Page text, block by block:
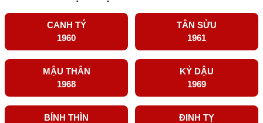
CANH TÝ
1960
TÂN SỬU
1961
MẬU THÂN
1968
KỶ DẬU
1969
BÍNH THÌN
ĐINH TỴ